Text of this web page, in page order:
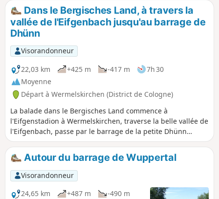
Dans le Bergisches Land, à travers la
vallée de l'Eifgenbach jusqu'au barrage de
Dhünn
Visorandonneur
22,03 km
+425 m -417 m
7h 30
Moyenne
Départ à Wermelskirchen (District de Cologne)
La balade dans le Bergisches Land commence à
l'Eifgenstadion à Wermelskirchen, traverse la belle vallée de
l'Eifgenbach, passe par le barrage de la petite Dhünn
jusqu'au barrage de la Große Dhünn, puis revient par
Großrostringhausen, Oberpilghausen, passe par Dhünn et
revient au point de départ.
Autour du barrage de Wuppertal
Visorandonneur
24,65 km
+487 m
-490 m